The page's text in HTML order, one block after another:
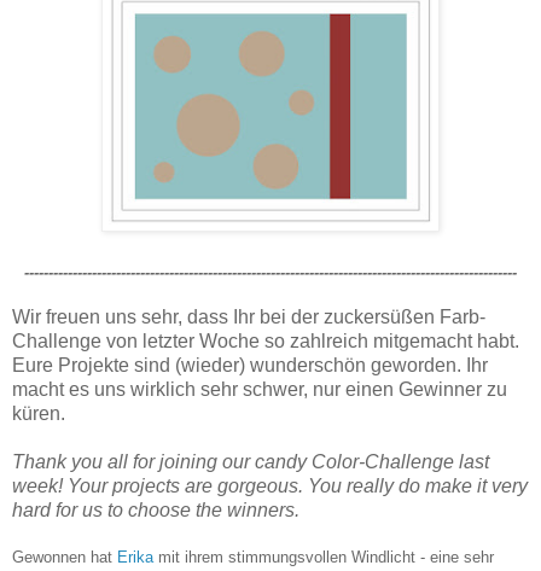
------------------------------------------------------------------------------------------------------
Wir freuen uns sehr, dass Ihr bei der zuckersüßen Farb-
Challenge von letzter Woche so zahlreich mitgemacht habt.
Eure Projekte sind (wieder) wunderschön geworden. Ihr
macht es uns wirklich sehr schwer, nur einen Gewinner zu
küren.
Thank you all for joining our candy Color-Challenge last
week! Your projects are gorgeous. You really do make it very
hard for us to choose the winners.
Gewonnen hat Erikamit ihrem stimmungsvollen Windlicht - eine sehr